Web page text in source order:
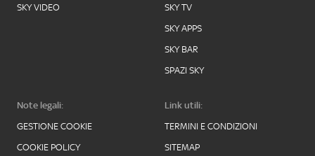
SKY VIDEO
SKY TV
SKY APPS
SKY BAR
SPAZI SKY
Note legali:
GESTIONE COOKIE
COOKIE POLICY
Link utili:
TERMINI E CONDIZIONI
SITEMAP